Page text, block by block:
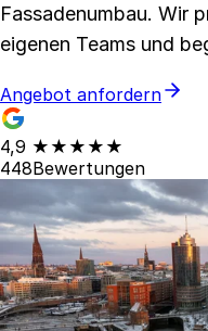
Fassadenumbau. Wir
eigenen Teams und
Angebot anfordern
4,9 ★★★★★
448Bewertungen